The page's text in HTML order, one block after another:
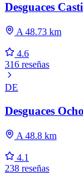
Desguaces
A 48.73 km
4.6
316 reseñas
DE
Desguaces
A 48.8 km
4.1
238 reseñas